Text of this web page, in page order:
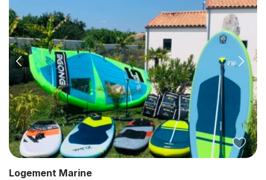
Logement Marine